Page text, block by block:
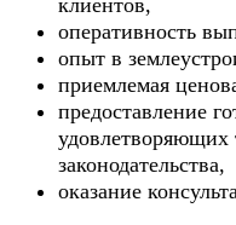
оперативность
опыт в
приемлемая
предоставление
удовлетворяющих
законодательства,
оказание